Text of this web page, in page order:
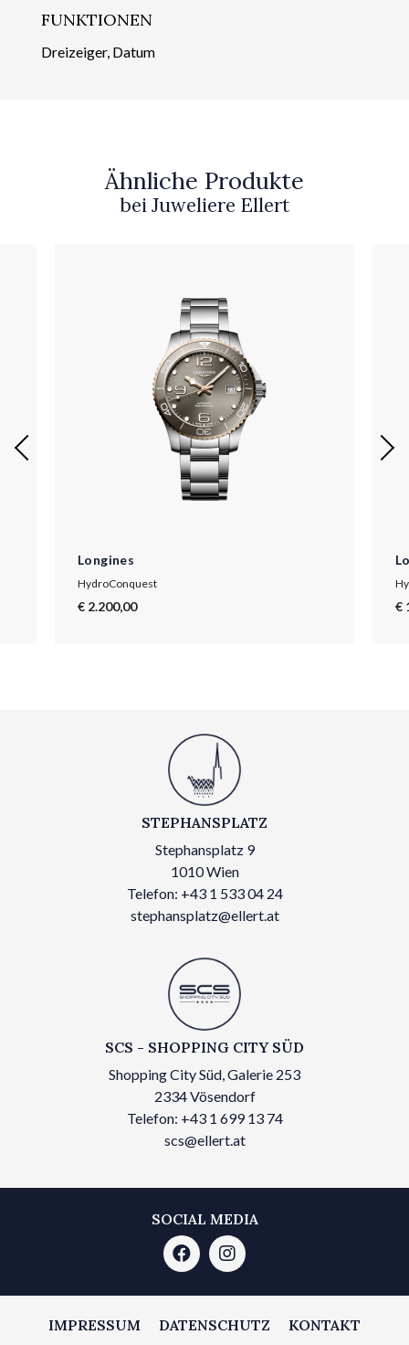
FUNKTIONEN
Dreizeiger, Datum
Ähnliche Produkte
bei Juweliere Ellert
Longines
HydroConquest
€ 2.200,00 €
STEPHANSPLATZ
Stephansplatz 9
1010 Wien
Telefon: +43 1 533 04 24
stephansplatz@ellert.at
SCS - SHOPPING CITY SÜD
Shopping City Süd, Galerie 253
2334 Vösendorf
Telefon: +43 1 699 13 74
scs@ellert.at
SOCIAL MEDIA
IMPRESSUM DATENSCHUTZ KONTAKT